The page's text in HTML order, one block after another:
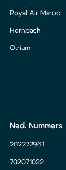
Royal Air Maroc
Hornbach
Otrium
Ned. Nummers
202272961
702071022